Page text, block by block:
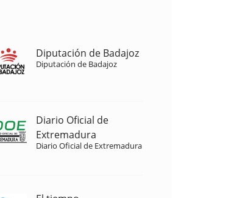
Diputación de Badajoz
Diputación de Badajoz
Diario Oficial de
Extremadura
Diario Oficial de Extremadura